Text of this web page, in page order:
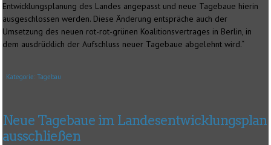
Entwicklungsplanung des Landes angepasst und neue Tagebaue hierin
ausgeschlossen werden. Diese Änderung entspräche auch der
Umsetzung des neuen rot-rot-grünen Koalitionsvertrages in Berlin, in
dem ausdrücklich der Aufschluss neuer Tagebaue abgelehnt wird.“
Kategorie:Tagebau
Neue Tagebaue im Landesentwicklungsplan
ausschließen